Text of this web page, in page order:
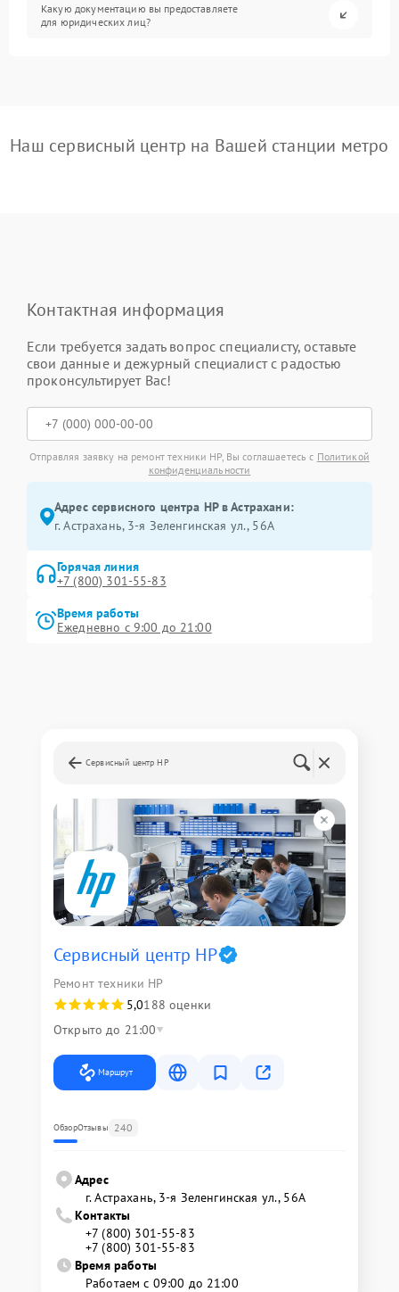
Какую документацию вы предоставляете
для юридических лиц?
Наш сервисный центр на Вашей станции метро
Контактная информация
Если требуется задать вопрос специалисту, оставьте
свои данные и дежурный специалист с радостью
проконсультирует Вас!
Отправляя заявку на ремонт техники HP, Вы соглашаетесь с Политикой
конфиденциальности
Адрес сервисного центра HP в Астрахани:
г. Астрахань, 3-я Зеленгинская ул., 56А
Горячая линия
+7 (800) 301-55-83
Время работы
Ежедневно с 9:00 до 21:00
Сервисный центр HP
Сервисный центр HP
Ремонт техники HP
5,0188 оценки
Открыто до 21:00
Маршрут
ОбзорОтзывы 240
Адрес
г. Астрахань, 3-я Зеленгинская ул., 56А
Контакты
+7 (800) 301-55-83
+7 (800) 301-55-83
Время работы
Работаем с 09:00 до 21:00